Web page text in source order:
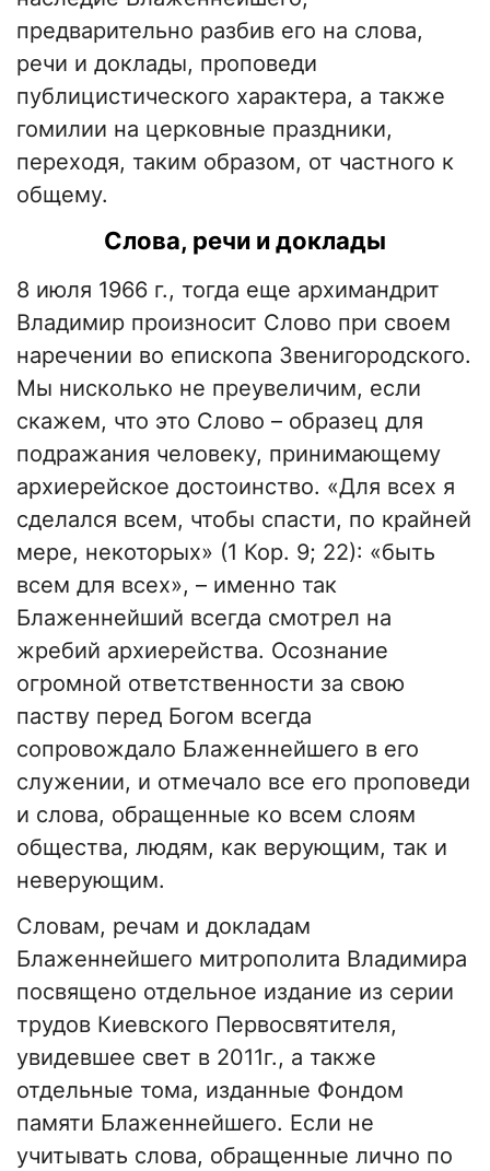
предварительно разбив его на слова,
речи и доклады, проповеди
публицистического характера, а также
гомилии на церковные праздники,
переходя, таким образом, от частного к
общему.
Слова, речи и доклады
8 июля 1966 г., тогда еще архимандрит
Владимир произносит Слово при своем
наречении во епископа Звенигородского.
Мы нисколько не преувеличим, если
скажем, что это Слово – образец для
подражания человеку, принимающему
архиерейское достоинство. «Для всех я
сделался всем, чтобы спасти, по крайней
мере, некоторых» (1 Кор. 9; 22): «быть
всем для всех», – именно так
Блаженнейший всегда смотрел на
жребий архиерейства. Осознание
огромной ответственности за свою
паству перед Богом всегда
сопровождало Блаженнейшего в его
служении, и отмечало все его проповеди
и слова, обращенные ко всем слоям
общества, людям, как верующим, так и
неверующим.
Словам, речам и докладам
Блаженнейшего митрополита Владимира
посвящено отдельное издание из серии
трудов Киевского Первосвятителя,
увидевшее свет в 2011г., а также
отдельные тома, изданные Фондом
памяти Блаженнейшего. Если не
учитывать слова, обращенные лично по